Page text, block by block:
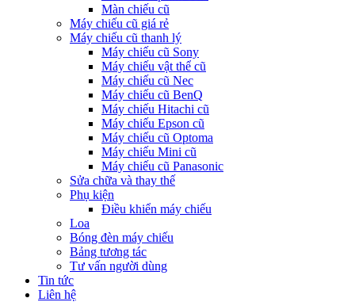
Màn chiếu cũ
Máy chiếu cũ giá rẻ
Máy chiếu cũ thanh lý
Máy chiếu cũ Sony
Máy chiếu vật thể cũ
Máy chiếu cũ Nec
Máy chiếu cũ BenQ
Máy chiếu Hitachi cũ
Máy chiếu Epson cũ
Máy chiếu cũ Optoma
Máy chiếu Mini cũ
Máy chiếu cũ Panasonic
Sửa chữa và thay thế
Phụ kiện
Điều khiển máy chiếu
Loa
Bóng đèn máy chiếu
Bảng tương tác
Tư vấn người dùng
Tin tức
Liên hệ